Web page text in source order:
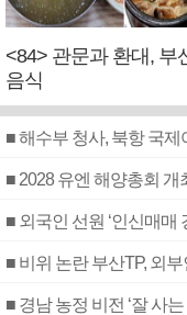
<84> 관문과 환대, 부
음식
■ 해수부 청사, 북항 국
■ 2028 유엔 해양총회 개
■ 외국인 선원 ‘인신매
■ 비위 논란 부산TP, 외
■ 경남 농정 비전 ‘잘 사